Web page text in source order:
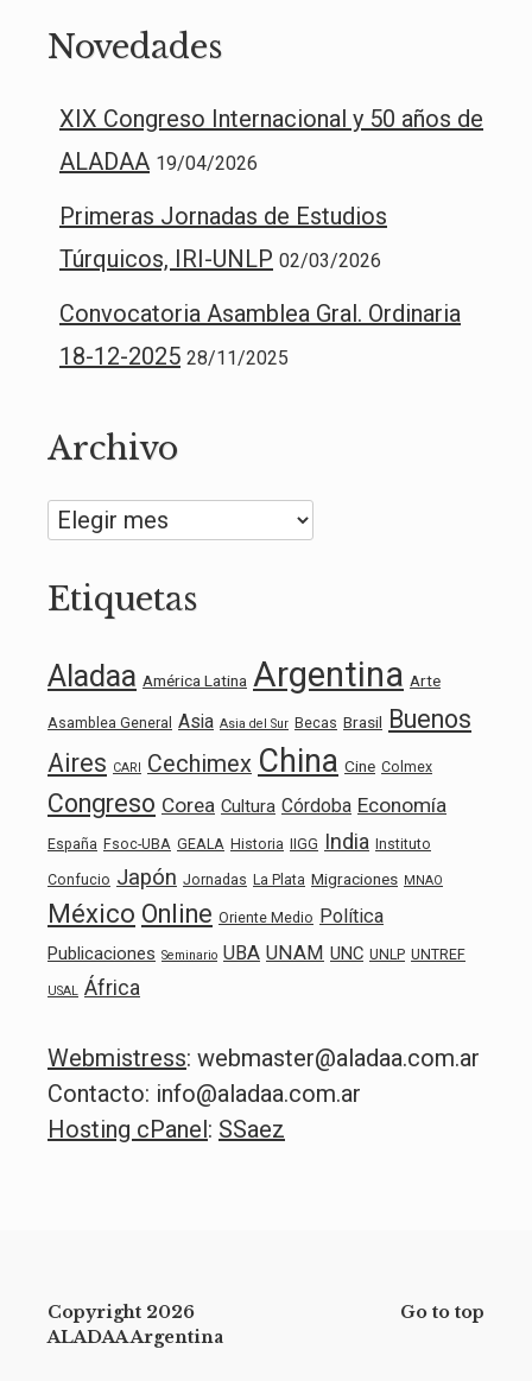
Novedades
XIX Congreso Internacional y 50 años de
ALADAA 19/04/2026
Primeras Jornadas de Estudios
Túrquicos, IRI-UNLP 02/03/2026
Convocatoria Asamblea Gral. Ordinaria
18-12-2025 28/11/2025
Archivo
Archivo
Etiquetas
Aladaa América Latina Argentina Arte
Asamblea General Asia Asia del Sur Becas Brasil Buenos
Aires CARI Cechimex China Cine Colmex
Congreso Corea Cultura Córdoba Economía
España Fsoc-UBA GEALA Historia IIGG India Instituto
Confucio Japón Jornadas La Plata Migraciones MNAO
México Online Oriente Medio Política
Publicaciones Seminario UBA UNAM UNC UNLP UNTREF
USAL África
Webmistress: webmaster@aladaa.com.ar
Contacto: info@aladaa.com.ar
Hosting cPanel: SSaez
Copyright 2026
ALADAA Argentina
Go to top